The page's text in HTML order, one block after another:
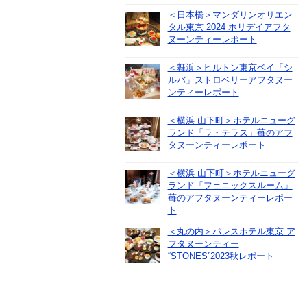
＜日本橋＞マンダリンオリエン
タル東京 2024 ホリデイアフタ
ヌーンティーレポート
＜舞浜＞ヒルトン東京ベイ「シ
ルバ」ストロベリーアフタヌー
ンティーレポート
＜横浜 山下町＞ホテルニューグ
ランド「ラ・テラス」苺のアフ
タヌーンティーレポート
＜横浜 山下町＞ホテルニューグ
ランド「フェニックスルーム」
苺のアフタヌーンティーレポー
ト
＜丸の内＞パレスホテル東京 ア
フタヌーンティー
“STONES”2023秋レポート